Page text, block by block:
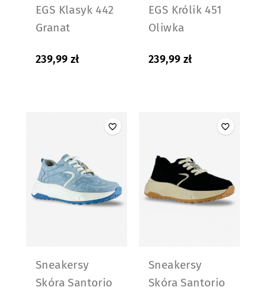
EGS Klasyk 442
Granat
239,99 zł
EGS Królik 451
Oliwka
239,99 zł
Sneakersy
Skóra Santorio
Sneakersy
Skóra Santorio